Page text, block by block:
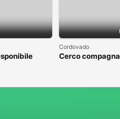
Cordovado
Cerco compagna